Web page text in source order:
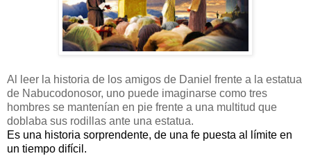
Al leer la historia de los amigos de Daniel frente a la estatua
de Nabucodonosor, uno puede imaginarse como tres
hombres se mantenían en pie frente a una multitud que
doblaba sus rodillas ante una estatua.
Es una historia sorprendente, de una fe puesta al límite en
un tiempo difícil.